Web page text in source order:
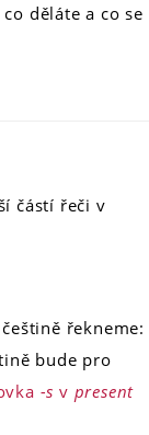
děláte a co se
částí řeči v
řekneme:
bude pro
-s v present